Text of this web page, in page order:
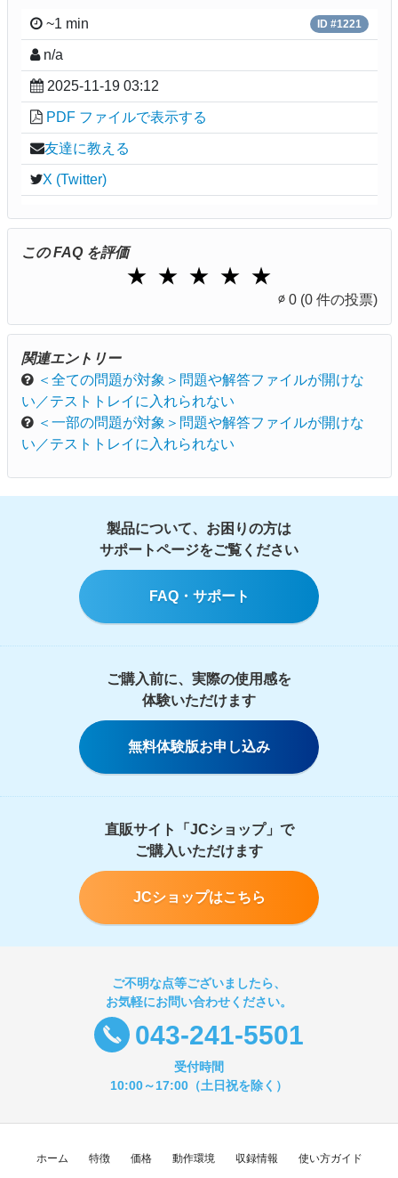
~1 min ID #1221
n/a
2025-11-19 03:12
PDF ファイルで表示する
友達に教える
X (Twitter)
この FAQ を評価
★1 Star
★2 Stars
★ 3 Stars
★ 4 Stars
★
∅ 0(0 件の投票)
関連エントリー
＜全ての問題が対象＞問題や解答ファイルが開けな
い／テストトレイに入れられない
＜一部の問題が対象＞問題や解答ファイルが開けな
い／テストトレイに入れられない
製品について、お困りの方は
サポートページをご覧ください
FAQ・サポート
ご購入前に、実際の使用感を
体験いただけます
無料体験版お申し込み
直販サイト「JCショップ」で
ご購入いただけます
JCショップはこちら
ご不明な点等ございましたら、
お気軽にお問い合わせください。
043-241-5501
受付時間
10:00～17:00（土日祝を除く）
ホーム 特徴 価格 動作環境 収録情報 使い方ガイド